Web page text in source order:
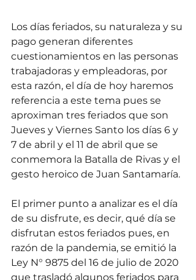
Los días feriados, su naturaleza y su
pago generan diferentes
cuestionamientos en las personas
trabajadoras y empleadoras, por
esta razón, el día de hoy haremos
referencia a este tema pues se
aproximan tres feriados que son
Jueves y Viernes Santo los días 6 y
7 de abril y el 11 de abril que se
conmemora la Batalla de Rivas y el
gesto heroico de Juan Santamaría.
El primer punto a analizar es el día
de su disfrute, es decir, qué día se
disfrutan estos feriados pues, en
razón de la pandemia, se emitió la
Ley N° 9875 del 16 de julio de 2020
que trasladó algunos feriados para